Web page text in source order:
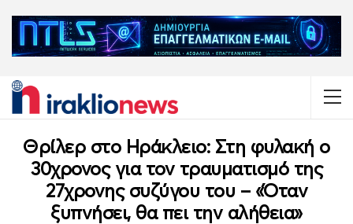
Θρίλερ στο Ηράκλειο: Στη φυλακή ο
30χρονος για τον τραυματισμό της
27χρονης συζύγου του – «Όταν
ξυπνήσει, θα πει την αλήθεια»